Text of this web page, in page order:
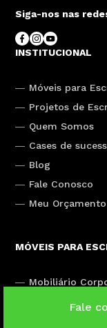
Siga-nos nas
INSTITUCIONAL
Móveis para
Projetos de
Quem Somos
Cases de
Blog
Fale Conosco
Meu Orçamento
MÓVEIS PARA
Mobiliário
Cadeiras para
Fale